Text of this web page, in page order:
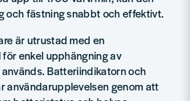
och fästning snabbt och effektivt.
är utrustad med en
enkel upphängning av
Batteriindikatorn och
användarupplevelsen genom att